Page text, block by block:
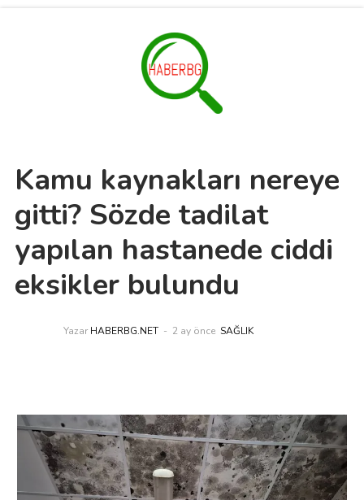
Kamu kaynakları nereye
gitti? Sözde tadilat
yapılan hastanede ciddi
eksikler bulundu
Yazar HABERBG.NET 2 ay önce SAĞLIK